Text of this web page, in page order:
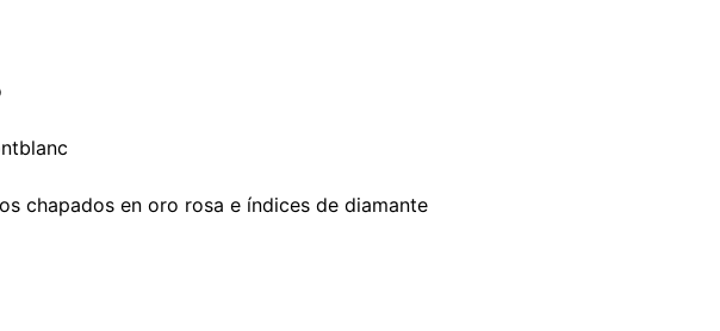
chapados en oro rosa e índices de diamante